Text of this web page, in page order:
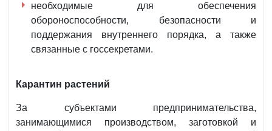
необходимые для обеспечения
обороноспособности, безопасности и
поддержания внутреннего порядка, а также
связанные с госсекретами.
Карантин растений
За субъектами предпринимательства,
занимающимися производством, заготовкой и